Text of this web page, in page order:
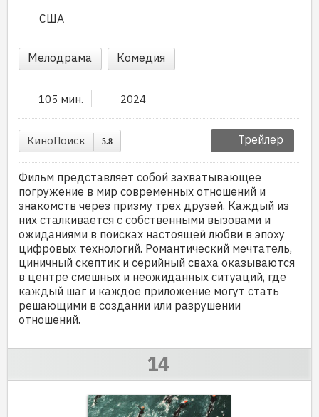
США
Мелодрама Комедия
105 мин. 2024
КиноПоиск 5.8 Трейлер
Фильм представляет собой захватывающее
погружение в мир современных отношений и
знакомств через призму трех друзей. Каждый из
них сталкивается с собственными вызовами и
ожиданиями в поисках настоящей любви в эпоху
цифровых технологий. Романтический мечтатель,
циничный скептик и серийный сваха оказываются
в центре смешных и неожиданных ситуаций, где
каждый шаг и каждое приложение могут стать
решающими в создании или разрушении
отношений.